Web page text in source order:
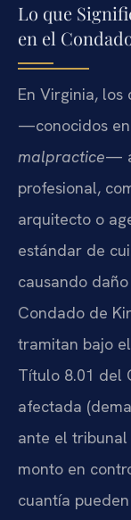
Lo que
en el
En Virginia, los
—conocidos
malpractice—
profesional,
arquitecto o
estándar de
causando
Condado de
tramitan bajo
Título 8.01 del
afectada
ante el
monto en
cuantía